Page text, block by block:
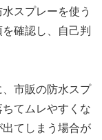
スプレーを使う
確認し、自己判
市販の防水スプ
てムレやすくな
てしまう場合が